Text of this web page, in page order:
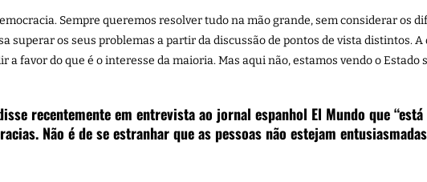
Sempre queremos resolver tudo na mão grande, sem considerar os
superar os seus problemas a partir da discussão de pontos de vista distintos.
a favor do que é o interesse da maioria. Mas aqui não, estamos vendo o
recentemente em entrevista ao jornal espanhol El Mundo que
Não é de se estranhar que as pessoas não estejam